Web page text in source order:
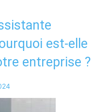
est-elle
entreprise ?